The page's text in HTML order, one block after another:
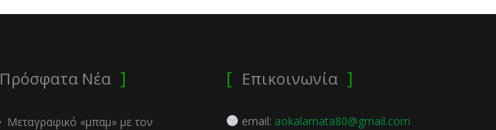
Πρόσφατα Νέα
Μεταγραφικό «μπαμ» με τον
Επικοινωνία
email: aokalamata80@gmail.com